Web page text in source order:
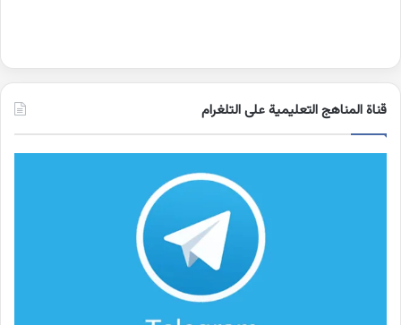
قناة المناهج التعليمية على التلغرام